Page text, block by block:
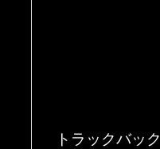
トラックバック